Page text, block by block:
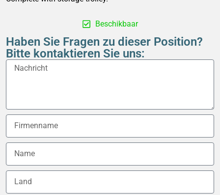
Beschikbaar
Haben Sie Fragen zu dieser Position?
Bitte kontaktieren Sie uns: